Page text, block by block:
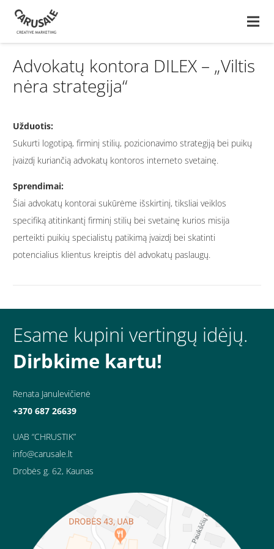
Advokatų kontora DILEX – „Viltis
nėra strategija“
Užduotis:
Sukurti logotipą, firminį stilių, pozicionavimo strategiją bei puikų
įvaizdį kuriančią advokatų kontoros interneto svetainę.
Sprendimai:
Šiai advokatų kontorai sukūrėme išskirtinį, tiksliai veiklos
specifiką atitinkantį firminį stilių bei svetainę kurios misija
perteikti puikių specialistų patikimą įvaizdį bei skatinti
potencialius klientus kreiptis dėl advokatų paslaugų.
Esame kupini vertingų idėjų.
Dirbkime kartu!
Renata Janulevičienė
+370 687 26639
UAB “CHRUSTIK”
info@carusale.lt
Drobės g. 62, Kaunas